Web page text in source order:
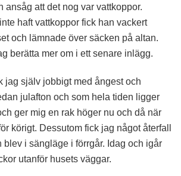
ansåg att det nog var vattkoppor.
haft vattkoppor fick han vackert
och lämnade över säcken på altan.
berätta mer om i ett senare inlägg.
jag själv jobbigt med ångest och
julafton och som hela tiden ligger
ger mig en rak höger nu och då när
körigt. Dessutom fick jag något återfall
blev i sängläge i förrgår. Idag och igår
utanför husets väggar.